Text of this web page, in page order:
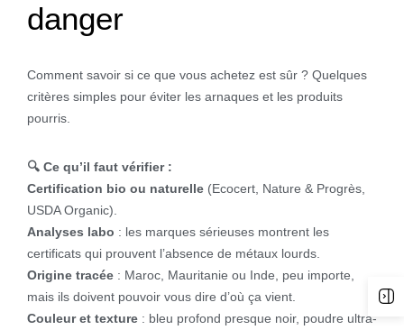
danger
Comment savoir si ce que vous achetez est sûr ? Quelques
critères simples pour éviter les arnaques et les produits
pourris.
🔍 Ce qu’il faut vérifier :
Certification bio ou naturelle (Ecocert, Nature & Progrès,
USDA Organic).
Analyses labo : les marques sérieuses montrent les
certificats qui prouvent l’absence de métaux lourds.
Origine tracée : Maroc, Mauritanie ou Inde, peu importe,
mais ils doivent pouvoir vous dire d’où ça vient.
Couleur et texture : bleu profond presque noir, poudre ultra-